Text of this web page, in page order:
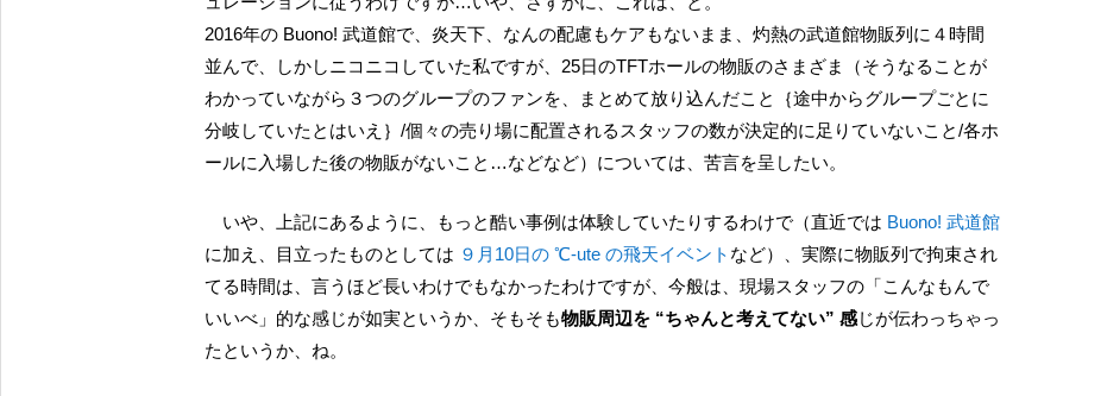
2016年の Buono! 武道館で、炎天下、なんの配慮もケアもないまま、灼熱の武道館物販列に４時間
並んで、しかしニコニコしていた私ですが、25日のTFTホールの物販のさまざま（そうなることが
わかっていながら３つのグループのファンを、まとめて放り込んだこと｛途中からグループごとに
分岐していたとはいえ｝/個々の売り場に配置されるスタッフの数が決定的に足りていないこと/各ホ
ールに入場した後の物販がないこと…などなど）については、苦言を呈したい。
いや、上記にあるように、もっと酷い事例は体験していたりするわけで（直近では Buono! 武道館
に加え、目立ったものとしては ９月10日の ℃-ute の飛天イベント など）、実際に物販列で拘束され
てる時間は、言うほど長いわけでもなかったわけですが、今般は、現場スタッフの「こんなもんで
いいべ」的な感じが如実というか、そもそも物販周辺を “ちゃんと考えてない” 感じが伝わっちゃっ
たというか、ね。